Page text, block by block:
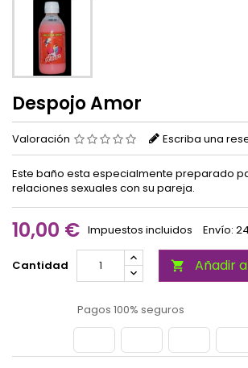
Despojo Amor
Valoración Escriba una
Este baño esta especialmente preparado
relaciones sexuales con su pareja.
10,00 € Impuestos incluidos Envío:
Cantidad  Añadir
Pagos 100% seguros